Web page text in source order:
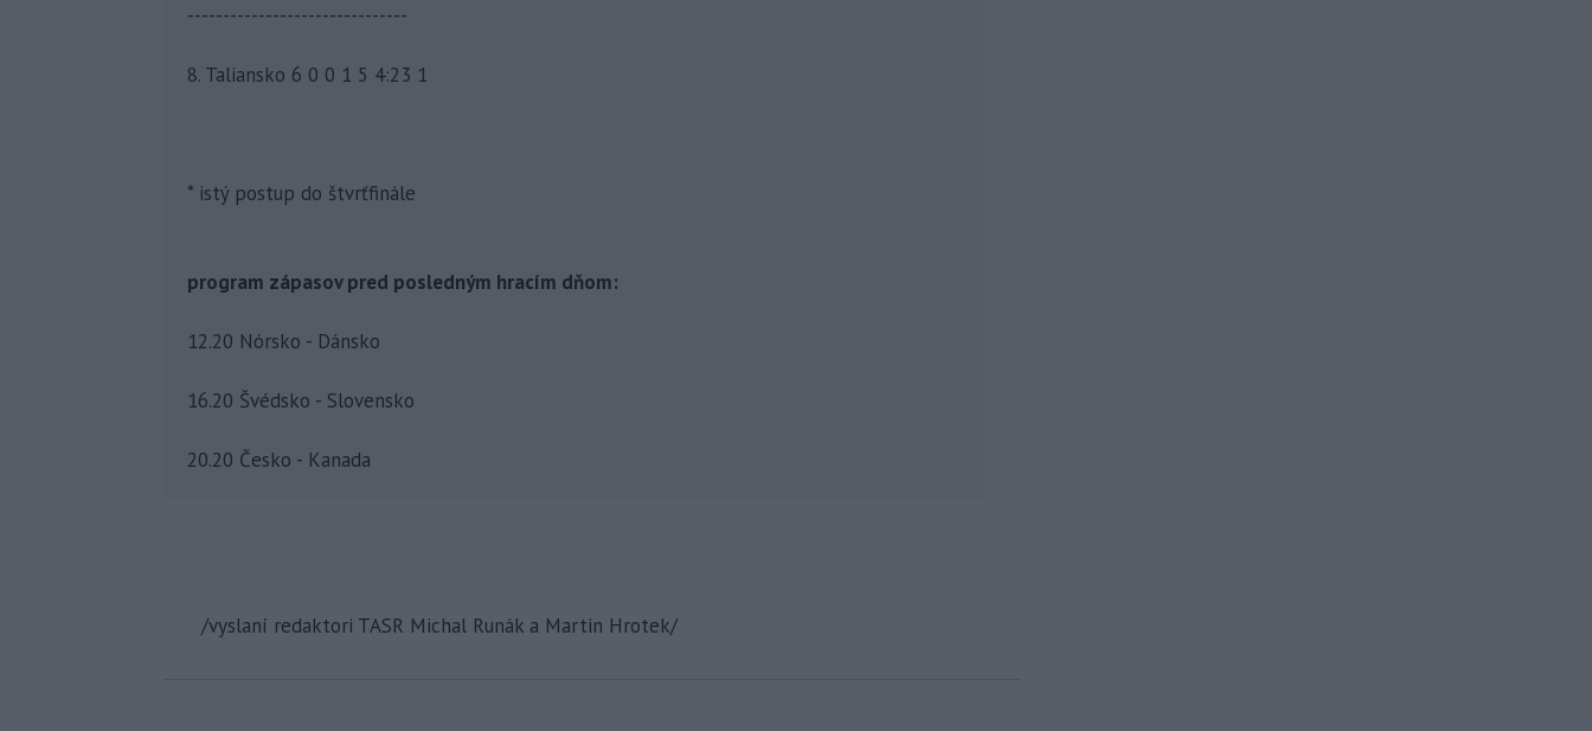
-------------------------------
8. Taliansko 6 0 0 1 5 4:23 1
* istý postup do štvrťfinále
program zápasov pred posledným hracím dňom:
12.20 Nórsko - Dánsko
16.20 Švédsko - Slovensko
20.20 Česko - Kanada
/vyslaní redaktori TASR Michal Runák a Martin Hrotek/